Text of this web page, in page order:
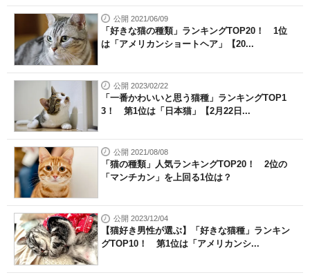
公開 2021/06/09
「好きな猫の種類」ランキングTOP20！ 1位
は「アメリカンショートヘア」【20...
公開 2023/02/22
「一番かわいいと思う猫種」ランキングTOP1
3！ 第1位は「日本猫」【2月22日...
公開 2021/08/08
「猫の種類」人気ランキングTOP20！ 2位の
「マンチカン」を上回る1位は？
公開 2023/12/04
【猫好き男性が選ぶ】「好きな猫種」ランキン
グTOP10！ 第1位は「アメリカンシ...